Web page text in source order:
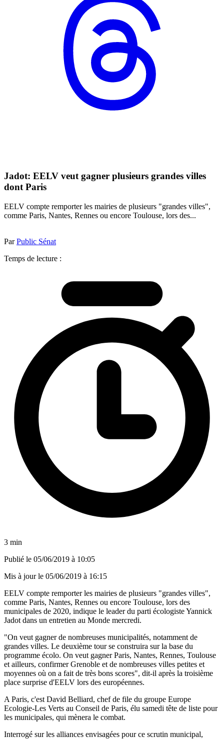
Jadot: EELV veut gagner plusieurs grandes villes
dont Paris
EELV compte remporter les mairies de plusieurs "grandes villes",
comme Paris, Nantes, Rennes ou encore Toulouse, lors des...
ParPublic Sénat
Temps de lecture :
3 min
Publié le 05/06/2019 à 10:05
Mis à jour le 05/06/2019 à 16:15
EELV compte remporter les mairies de plusieurs "grandes villes",
comme Paris, Nantes, Rennes ou encore Toulouse, lors des
municipales de 2020, indique le leader du parti écologiste Yannick
Jadot dans un entretien au Monde mercredi.
"On veut gagner de nombreuses municipalités, notamment de
grandes villes. Le deuxième tour se construira sur la base du
programme écolo. On veut gagner Paris, Nantes, Rennes, Toulouse
et ailleurs, confirmer Grenoble et de nombreuses villes petites et
moyennes où on a fait de très bons scores", dit-il après la troisième
place surprise d'EELV lors des européennes.
A Paris, c'est David Belliard, chef de file du groupe Europe
Ecologie-Les Verts au Conseil de Paris, élu samedi tête de liste pour
les municipales, qui mènera le combat.
Interrogé sur les alliances envisagées pour ce scrutin municipal,